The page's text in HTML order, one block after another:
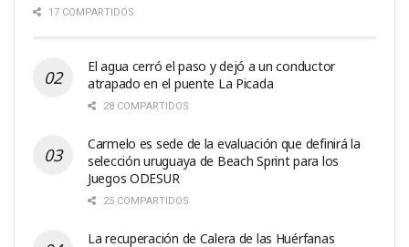
17 COMPARTIDOS
El agua cerró el paso y dejó a un conductor
atrapado en el puente La Picada
28 COMPARTIDOS
Carmelo es sede de la evaluación que definirá la
selección uruguaya de Beach Sprint para los
Juegos ODESUR
25 COMPARTIDOS
La recuperación de Calera de las Huérfanas